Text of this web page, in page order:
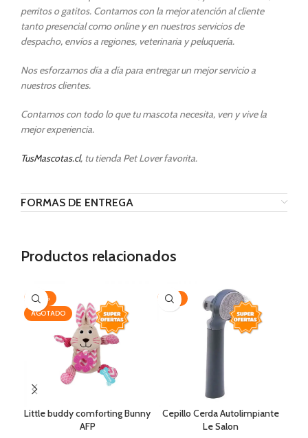
perritos o gatitos. Contamos con la mejor atención al cliente
tanto presencial como online y en nuestros servicios de
despacho, envíos a regiones, veterinaria y peluquería.
Nos esforzamos día a día para entregar un mejor servicio a
nuestros clientes.
Contamos con todo lo que tu mascota necesita, ven y vive la
mejor experiencia.
TusMascotas.cl, tu tienda Pet Lover favorita.
FORMAS DE ENTREGA
Productos relacionados
-20%
AGOTADO
Little buddy comforting Bunny
AFP
-35%
Cepillo Cerda Autolimpiante
Le Salon